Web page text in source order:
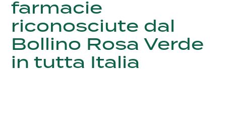
farmacie
riconosciute dal
Bollino Rosa Verde
in tutta Italia